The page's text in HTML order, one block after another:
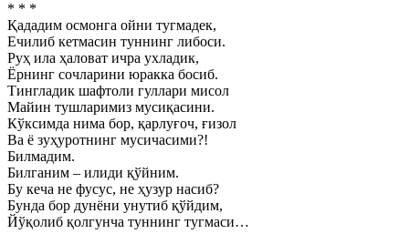
* * *
Қададим осмонга ойни тугмадек,
Ечилиб кетмасин туннинг либоси.
Руҳ ила ҳаловат ичра ухладик,
Ёрнинг сочларини юракка босиб.
Тингладик шафтоли гуллари мисол
Майин тушларимиз мусиқасини.
Кўксимда нима бор, қарлуғоч, ғизол
Ва ё зуҳуротнинг мусичасими?!
Билмадим.
Билганим – илиди қўйним.
Бу кеча не фусус, не ҳузур насиб?
Бунда бор дунёни унутиб қўйдим,
Йўқолиб қолгунча туннинг тугмаси…